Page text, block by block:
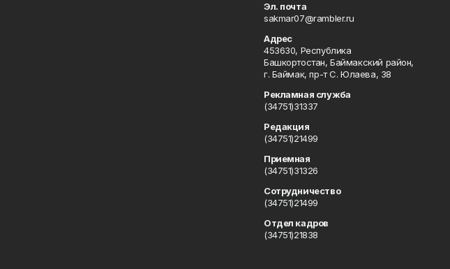
Эл. почта
sakmar07@rambler.ru
Адрес
453630, Республика
Башкортостан, Баймакский район,
г. Баймак, пр-т С. Юлаева, 38
Рекламная служба
(34751)31337
Редакция
(34751)21499
Приемная
(34751)31326
Сотрудничество
(34751)21499
Отдел кадров
(34751)21838